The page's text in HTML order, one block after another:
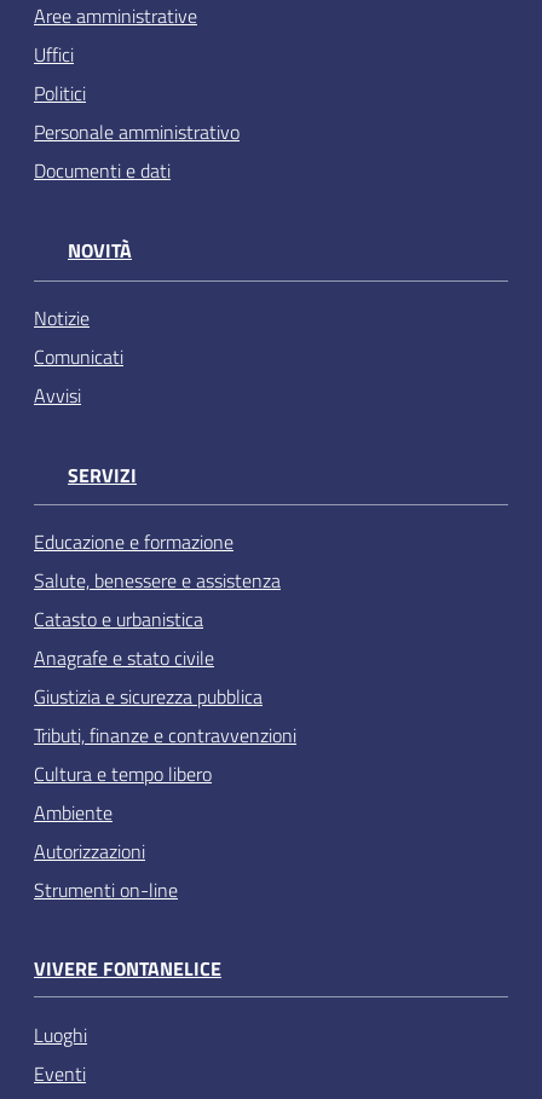
Aree amministrative
Uffici
Politici
Personale amministrativo
Documenti e dati
NOVITÀ
Notizie
Comunicati
Avvisi
SERVIZI
Educazione e formazione
Salute, benessere e assistenza
Catasto e urbanistica
Anagrafe e stato civile
Giustizia e sicurezza pubblica
Tributi, finanze e contravvenzioni
Cultura e tempo libero
Ambiente
Autorizzazioni
Strumenti on-line
VIVERE FONTANELICE
Luoghi
Eventi